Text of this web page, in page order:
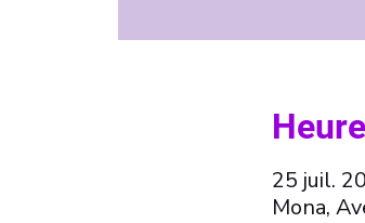
25 juil.
Mona,